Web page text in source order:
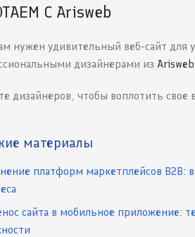
С Arisweb
нужен удивительный веб-сайт для
дизайнерами из Arisweb
дизайнеров, чтобы воплотить свое
материалы
платформ маркетплейсов B2B:
сайта в мобильное приложение: